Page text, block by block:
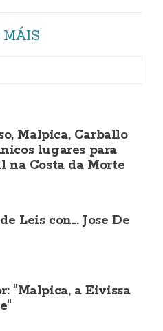
MÁIS
Malpica, Carballo
lugares para
na Costa da Morte
Leis con... Jose De
"Malpica, a Eivissa